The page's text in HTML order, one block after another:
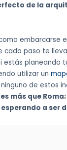
de la
embarcarse
cada paso te
estás planeando
utilizar un
de estos
más que
a ser